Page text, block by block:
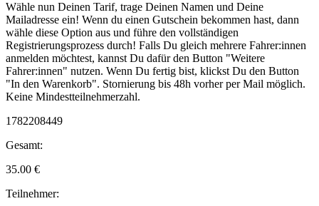
Wähle nun Deinen Tarif, trage Deinen Namen und Deine
Mailadresse ein! Wenn du einen Gutschein bekommen hast, dann
wähle diese Option aus und führe den vollständigen
Registrierungsprozess durch! Falls Du gleich mehrere Fahrer:innen
anmelden möchtest, kannst Du dafür den Button "Weitere
Fahrer:innen" nutzen. Wenn Du fertig bist, klickst Du den Button
"In den Warenkorb". Stornierung bis 48h vorher per Mail möglich.
Keine Mindestteilnehmerzahl.
1782208449
Gesamt:
35.00 €
Teilnehmer: